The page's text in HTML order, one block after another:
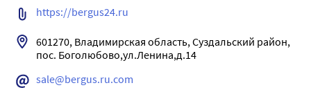
https://bergus24.ru
601270, Владимирская область, Суздальский район,
пос. Боголюбово,ул.Ленина,д.14
sale@bergus.ru.com